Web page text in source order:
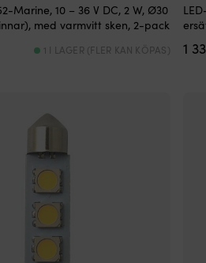
Marine, 10 – 36 V DC, 2 W, Ø30
med varmvitt sken, 2-pack
1 I LAGER (FLER KAN KÖPAS) 1